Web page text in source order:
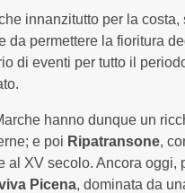
Animazione
Cupra Marittima
innanzitutto per la
da permettere la fioritura
di eventi per tutto il
hanno dunque un
e poi Ripatransone,
al XV secolo. Ancora
Picena, dominata da